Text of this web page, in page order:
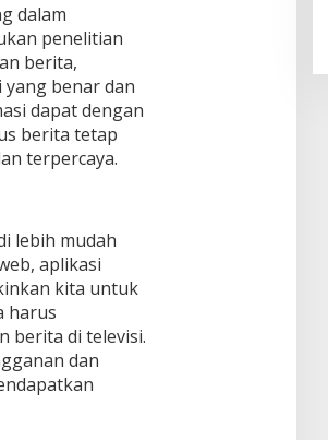
dalam
penelitian
berita,
benar dan
dapat dengan
berita tetap
terpercaya.
lebih mudah
aplikasi
kita untuk
harus
berita di televisi.
dan